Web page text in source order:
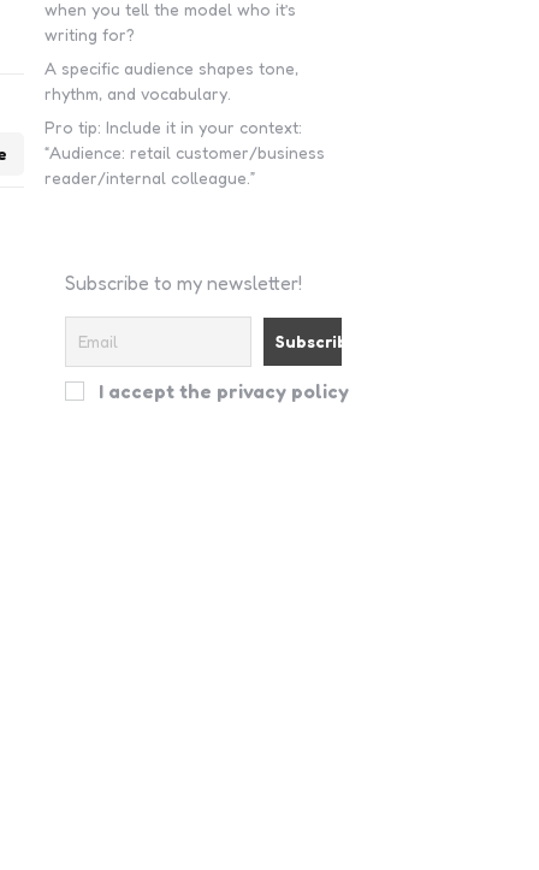
when you tell the model who it’s
writing for?
A specific audience shapes tone,
rhythm, and vocabulary.
Pro tip: Include it in your context:
“Audience: retail customer/business
reader/internal colleague.”
Subscribe to my newsletter!
I accept the privacy policy